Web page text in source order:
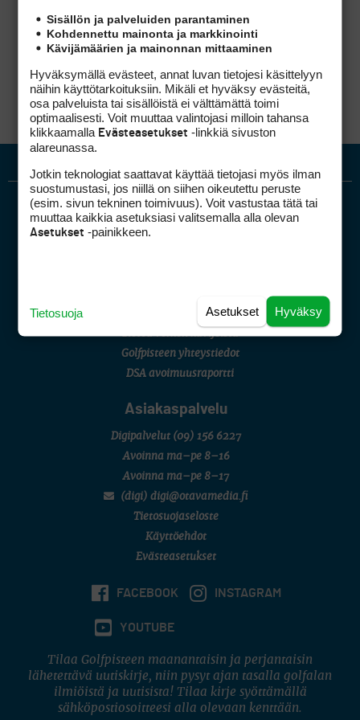
suoraan kenttäyhtiöltä tai seuralta. Tällöin
voidaan selkeästi puhua vuokrapelioikeuden
erosta osakkuuden antamaan pelioikeuteen.
Mediahinnasto
Golfpisteen yhteystiedot
DSA avoimuusraportti
Asiakaspalvelu
Digipalvelut (09) 156 6227
Avoinna ma–pe 8–16
Avoinna ma–pe 8–17
(digi) digi@otavamedia.fi
Tietosuojaseloste
Käyttöehdot
Evästeasetukset
FACEBOOK INSTAGRAM
YOUTUBE
Tilaa Golfpisteen maanantaisin ja perjantaisin
lähetettävä uutiskirje, niin pysyt ajan tasalla golfalan
ilmiöistä ja uutisista! Tilaa kirje syöttämällä
sähköpostiosoitteesi alla olevaan kenttään.
Sisällön ja palveluiden parantaminen
Kohdennettu mainonta ja markkinointi
Kävijämäärien ja mainonnan mittaaminen
Hyväksymällä evästeet, annat luvan tietojesi käsittelyyn
näihin käyttötarkoituksiin. Mikäli et hyväksy evästeitä,
osa palveluista tai sisällöistä ei välttämättä toimi
optimaalisesti. Voit muuttaa valintojasi milloin tahansa
klikkaamalla Evästeasetukset -linkkiä sivuston
alareunassa.
Jotkin teknologiat saattavat käyttää tietojasi myös ilman
suostumustasi, jos niillä on siihen oikeutettu peruste
(esim. sivun tekninen toimivuus). Voit vastustaa tätä tai
muuttaa kaikkia asetuksiasi valitsemalla alla olevan
Asetukset -painikkeen.
Hyväksy
Asetukset
Tietosuoja